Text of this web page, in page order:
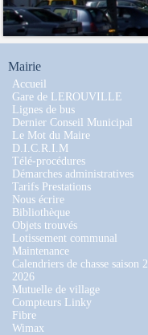
Mairie
Accueil
Gare de LEROUVILLE
Lignes de bus
Dernier Conseil Municipal
Le Mot du Maire
D.I.C.R.I.M
Télé-procédures
Démarches administratives
Tarifs Prestations
Nous écrire
Bibliothèque
Objets trouvés
Lotissement communal
Maintenance
Calendriers de chasse saison
2026
Mutuelle de village
Compteurs Linky
Fibre
Wimax